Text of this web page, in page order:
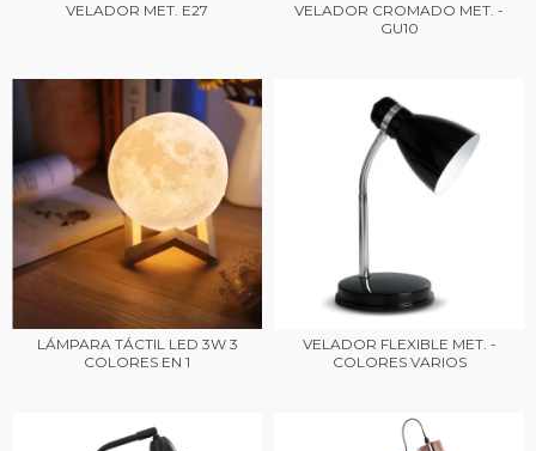
VELADOR MET. E27
VELADOR CROMADO MET. -
GU10
LÁMPARA TÁCTIL LED 3W 3
COLORES EN 1
VELADOR FLEXIBLE MET. -
COLORES VARIOS